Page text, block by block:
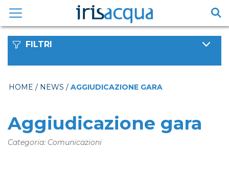
contenuto
FILTRI
HOME / NEWS / AGGIUDICAZIONE GARA
Aggiudicazione gara
Categoria: Comunicazioni